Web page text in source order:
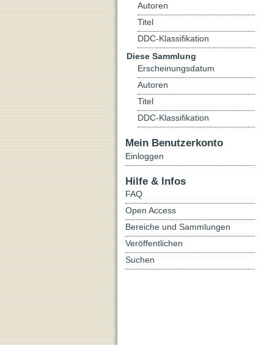
Autoren
Titel
DDC-Klassifikation
Diese Sammlung
Erscheinungsdatum
Autoren
Titel
DDC-Klassifikation
Mein Benutzerkonto
Einloggen
Hilfe & Infos
FAQ
Open Access
Bereiche und Sammlungen
Veröffentlichen
Suchen